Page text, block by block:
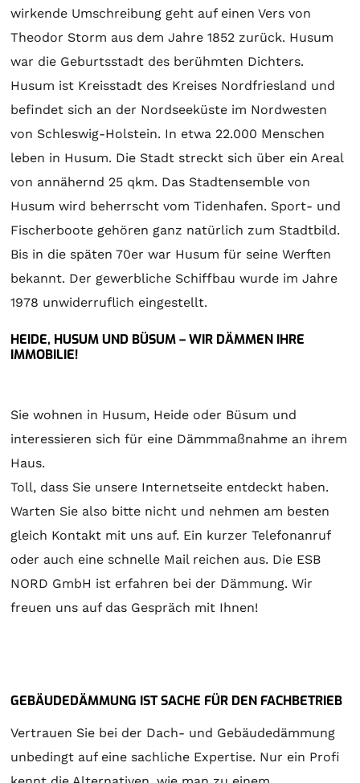
wirkende Umschreibung geht auf einen Vers von
Theodor Storm aus dem Jahre 1852 zurück. Husum
war die Geburtsstadt des berühmten Dichters.
Husum ist Kreisstadt des Kreises Nordfriesland und
befindet sich an der Nordseeküste im Nordwesten
von Schleswig-Holstein. In etwa 22.000 Menschen
leben in Husum. Die Stadt streckt sich über ein Areal
von annähernd 25 qkm. Das Stadtensemble von
Husum wird beherrscht vom Tidenhafen. Sport- und
Fischerboote gehören ganz natürlich zum Stadtbild.
Bis in die späten 70er war Husum für seine Werften
bekannt. Der gewerbliche Schiffbau wurde im Jahre
1978 unwiderruflich eingestellt.
HEIDE, HUSUM UND BÜSUM – WIR DÄMMEN IHRE
IMMOBILIE!
Sie wohnen in Husum, Heide oder Büsum und
interessieren sich für eine Dämmmaßnahme an ihrem
Haus.
Toll, dass Sie unsere Internetseite entdeckt haben.
Warten Sie also bitte nicht und nehmen am besten
gleich Kontakt mit uns auf. Ein kurzer Telefonanruf
oder auch eine schnelle Mail reichen aus. Die ESB
NORD GmbH ist erfahren bei der Dämmung. Wir
freuen uns auf das Gespräch mit Ihnen!
GEBÄUDEDÄMMUNG IST SACHE FÜR DEN FACHBETRIEB
Vertrauen Sie bei der Dach- und Gebäudedämmung
unbedingt auf eine sachliche Expertise. Nur ein Profi